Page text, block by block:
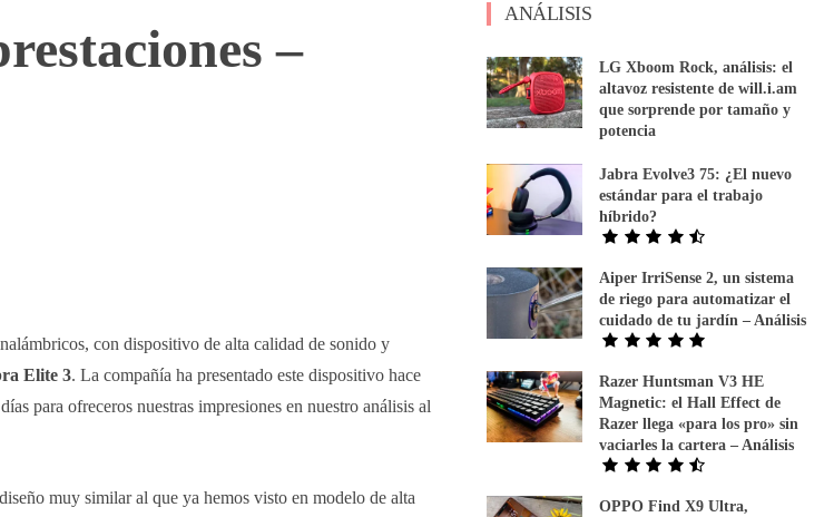
–
con dispositivo de alta calidad de sonido y
Elite 3. La compañía ha presentado este dispositivo hace
para ofreceros nuestras impresiones en nuestro análisis al
muy similar al que ya hemos visto en modelo de alta
ANÁLISIS
LG Xboom Rock, análisis: el
altavoz resistente de will.i.am
que sorprende por tamaño y
potencia
Jabra Evolve3 75: ¿El nuevo
estándar para el trabajo
híbrido?
Aiper IrriSense 2, un sistema
de riego para automatizar el
cuidado de tu jardín – Análisis
Razer Huntsman V3 HE
Magnetic: el Hall Effect de
Razer llega «para los pro» sin
vaciarles la cartera – Análisis
OPPO Find X9 Ultra,